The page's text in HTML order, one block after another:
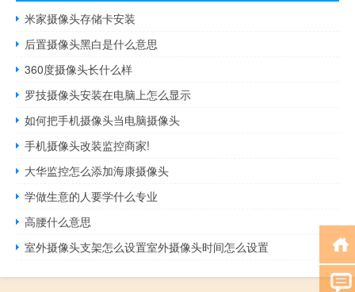
米家摄像头存储卡安装
后置摄像头黑白是什么意思
360度摄像头长什么样
罗技摄像头安装在电脑上怎么显示
如何把手机摄像头当电脑摄像头
手机摄像头改装监控商家!
大华监控怎么添加海康摄像头
学做生意的人要学什么专业
高腰什么意思
室外摄像头支架怎么设置室外摄像头时间怎么设置